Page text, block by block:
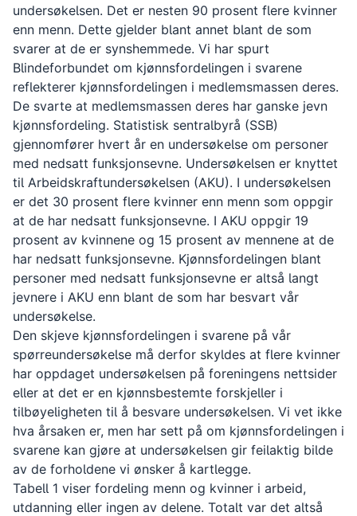
undersøkelsen. Det er nesten 90 prosent flere kvinner
enn menn. Dette gjelder blant annet blant de som
svarer at de er synshemmede. Vi har spurt
Blindeforbundet om kjønnsfordelingen i svarene
reflekterer kjønnsfordelingen i medlemsmassen deres.
De svarte at medlemsmassen deres har ganske jevn
kjønnsfordeling. Statistisk sentralbyrå (SSB)
gjennomfører hvert år en undersøkelse om personer
med nedsatt funksjonsevne. Undersøkelsen er knyttet
til Arbeidskraftundersøkelsen (AKU). I undersøkelsen
er det 30 prosent flere kvinner enn menn som oppgir
at de har nedsatt funksjonsevne. I AKU oppgir 19
prosent av kvinnene og 15 prosent av mennene at de
har nedsatt funksjonsevne. Kjønnsfordelingen blant
personer med nedsatt funksjonsevne er altså langt
jevnere i AKU enn blant de som har besvart vår
undersøkelse.
Den skjeve kjønnsfordelingen i svarene på vår
spørreundersøkelse må derfor skyldes at flere kvinner
har oppdaget undersøkelsen på foreningens nettsider
eller at det er en kjønnsbestemte forskjeller i
tilbøyeligheten til å besvare undersøkelsen. Vi vet ikke
hva årsaken er, men har sett på om kjønnsfordelingen i
svarene kan gjøre at undersøkelsen gir feilaktig bilde
av de forholdene vi ønsker å kartlegge.
Tabell 1 viser fordeling menn og kvinner i arbeid,
utdanning eller ingen av delene. Totalt var det altså